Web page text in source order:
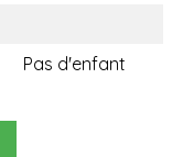
Pas d'enfant